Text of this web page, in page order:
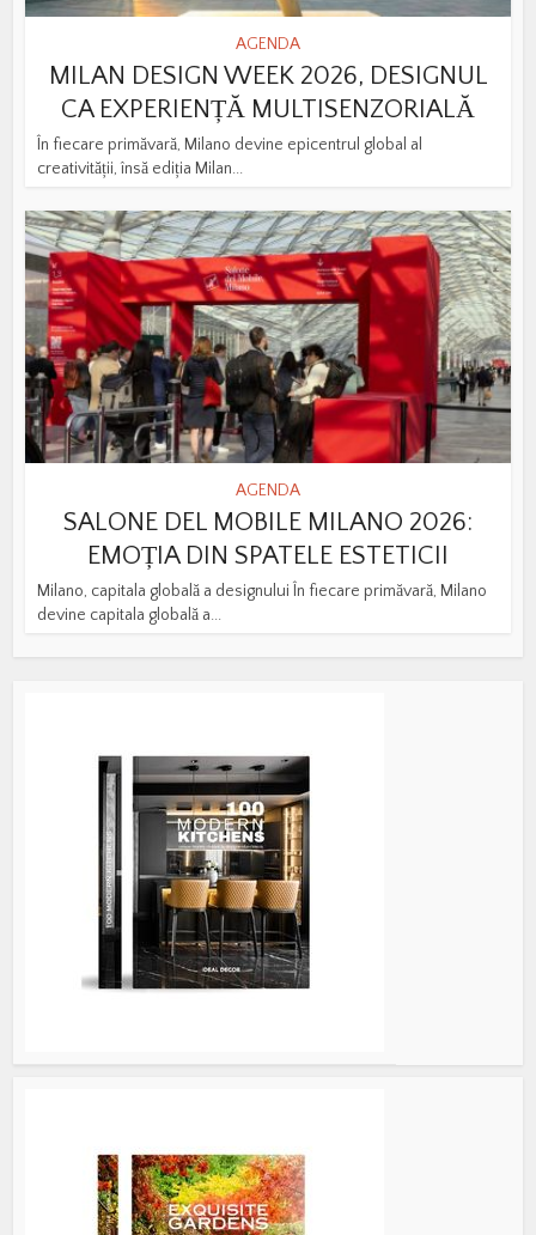
AGENDA
MILAN DESIGN WEEK 2026, DESIGNUL
CA EXPERIENȚĂ MULTISENZORIALĂ
În fiecare primăvară, Milano devine epicentrul global al
creativității, însă ediția Milan...
AGENDA
SALONE DEL MOBILE MILANO 2026:
EMOȚIA DIN SPATELE ESTETICII
Milano, capitala globală a designului În fiecare primăvară, Milano
devine capitala globală a...